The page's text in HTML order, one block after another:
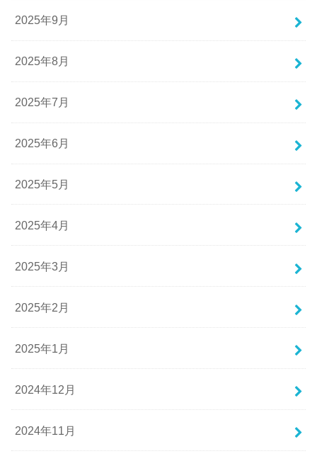
2025年9月
2025年8月
2025年7月
2025年6月
2025年5月
2025年4月
2025年3月
2025年2月
2025年1月
2024年12月
2024年11月